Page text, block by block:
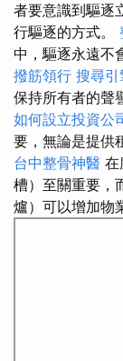
者要意識到驅逐
行驅逐的方式。
中，驅逐永遠不
撥筋領行 搜尋
保持所有者的聲
如何設立投資公
要，無論是提供
台中整骨神醫 在
槽）至關重要，
爐）可以增加物